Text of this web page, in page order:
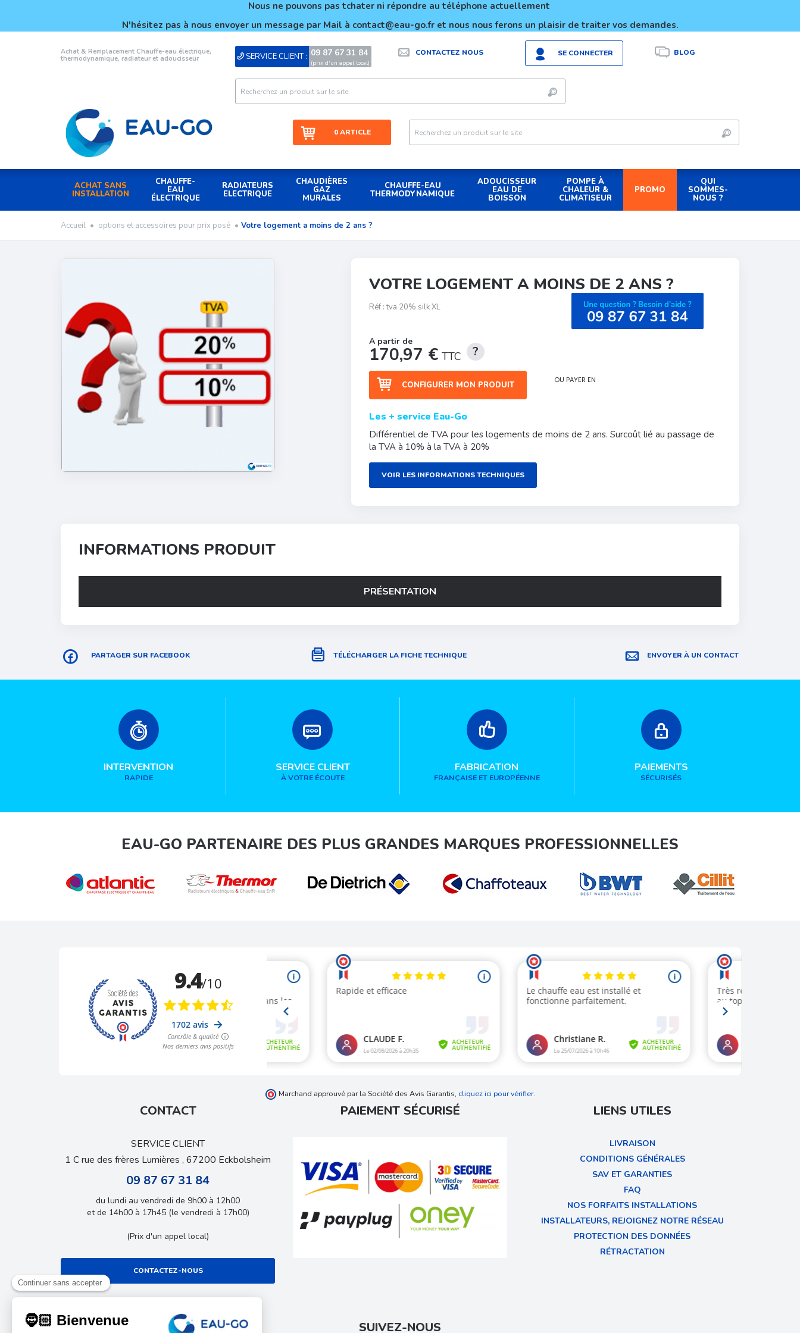
Nous ne pouvons pas tchater ni répondre au téléphone actuellement
N'hésitez pas à nous envoyer un message par Mail à contact@eau-go.fr et nous nous ferons un plaisir de traiter vos demandes.
Achat & Remplacement Chauffe-eau électrique,
thermodynamique, radiateur et adoucisseur
SERVICE CLIENT : 09 87 67 31 84
(prix d'un appel local)
CONTACTEZ NOUS SE CONNECTER BLOG
0 ARTICLE
ACHAT SANS
INSTALLATION
CHAUFFE-
EAU
ÉLECTRIQUE
RADIATEURS
ELECTRIQUE
CHAUDIÈRES
GAZ
MURALES
CHAUFFE-EAU
THERMODYNAMIQUE
ADOUCISSEUR
EAU DE
BOISSON
POMPE À
CHALEUR &
CLIMATISEUR
PROMO
QUI
SOMMES-
NOUS ?
Accueil • options et accessoires pour prix posé • Votre logement a moins de 2 ans ?
VOTRE LOGEMENT A MOINS DE 2 ANS ?
Réf :tva 20% silk XL
170,97 € TTC
CONFIGURER MON PRODUIT
OU PAYER EN
Les + service Eau-Go
Différentiel de TVA pour les logements de moins de 2 ans. Surcoût lié au passage de
la TVA à 10% à la TVA à 20%
VOIR LES INFORMATIONS TECHNIQUES
INFORMATIONS PRODUIT
PRÉSENTATION
PARTAGER SUR FACEBOOK TÉLÉCHARGER LA FICHE TECHNIQUE ENVOYER À UN CONTACT
INTERVENTION
RAPIDE
SERVICE CLIENT
À VOTRE ÉCOUTE
FABRICATION
FRANÇAISE ET EUROPÉENNE
PAIEMENTS
SÉCURISÉS
EAU-GO PARTENAIRE DES PLUS GRANDES MARQUES PROFESSIONNELLES
Marchand approuvé par la Société des Avis Garantis, cliquez ici pour vérifier.
CONTACT
SERVICE CLIENT
1 C rue des frères Lumières , 67200 Eckbolsheim
09 87 67 31 84
du lundi au vendredi de 9h00 à 12h00
et de 14h00 à 17h45 (le vendredi à 17h00)
(Prix d'un appel local)
CONTACTEZ-NOUS
PAIEMENT SÉCURISÉ LIENS UTILES
LIVRAISON
CONDITIONS GÉNÉRALES
SAV ET GARANTIES
FAQ
NOS FORFAITS INSTALLATIONS
INSTALLATEURS, REJOIGNEZ NOTRE RÉSEAU
PROTECTION DES DONNÉES
RÉTRACTATION
LE BLOG SUIVEZ-NOUS